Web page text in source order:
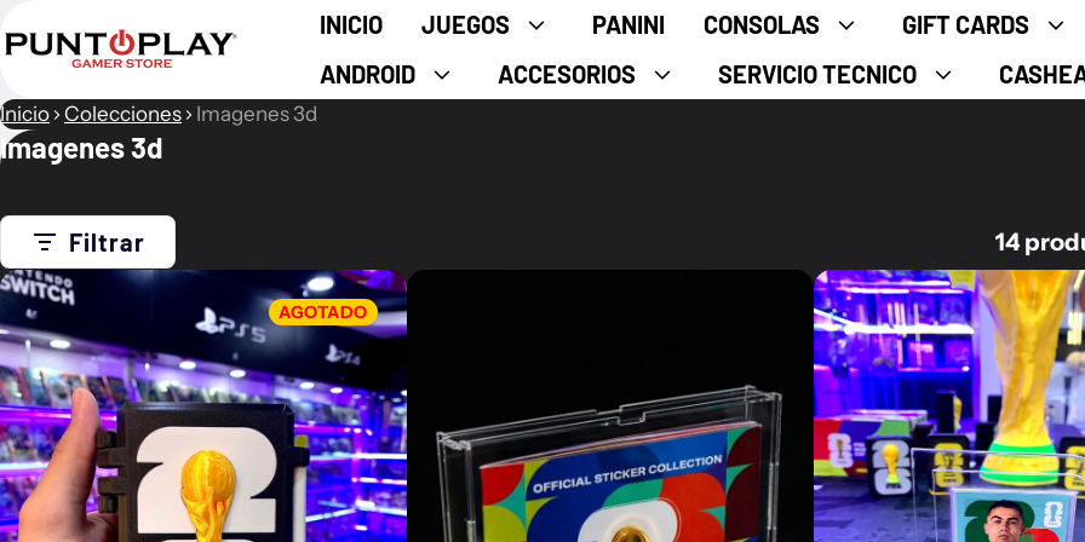
INICIO
JUEGOS PANINI CONSOLAS GIFT CARDS
ANDROID
ACCESORIOS SERVICIO TECNICO
Inicio Colecciones Imagenes 3d
Imagenes 3d
Filtrar 14
AGOTADO